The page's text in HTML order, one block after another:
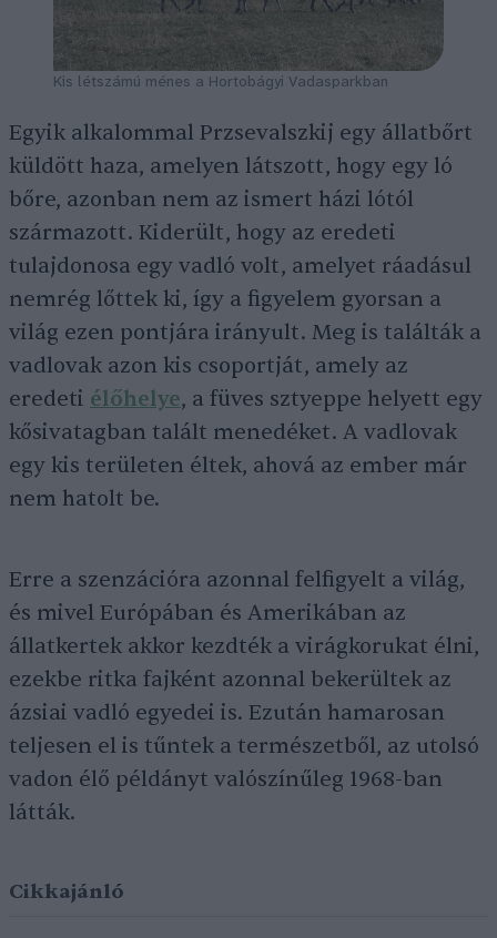
Kis létszámú ménes a Hortobágyi Vadasparkban
Egyik alkalommal Przsevalszkij egy állatbőrt
küldött haza, amelyen látszott, hogy egy ló
bőre, azonban nem az ismert házi lótól
származott. Kiderült, hogy az eredeti
tulajdonosa egy vadló volt, amelyet ráadásul
nemrég lőttek ki, így a figyelem gyorsan a
világ ezen pontjára irányult. Meg is találták a
vadlovak azon kis csoportját, amely az
eredeti élőhelye, a füves sztyeppe helyett egy
kősivatagban talált menedéket. A vadlovak
egy kis területen éltek, ahová az ember már
nem hatolt be.
Erre a szenzációra azonnal felfigyelt a világ,
és mivel Európában és Amerikában az
állatkertek akkor kezdték a virágkorukat élni,
ezekbe ritka fajként azonnal bekerültek az
ázsiai vadló egyedei is. Ezután hamarosan
teljesen el is tűntek a természetből, az utolsó
vadon élő példányt valószínűleg 1968-ban
látták.
Cikkajánló